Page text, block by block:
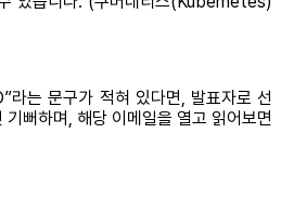
라는 문구가 적혀 있다면, 발표자로 선
뻐하며, 해당 이메일을 열고 읽어보면